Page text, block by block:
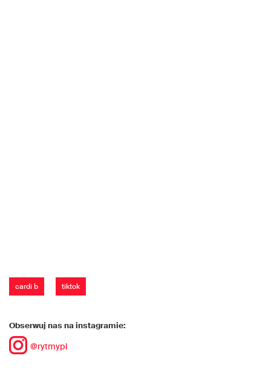
cardi b tiktok
Obserwuj nas na instagramie:
@rytmypl